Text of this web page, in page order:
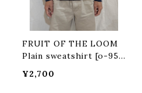
FRUIT OF THE LOOM
Plain sweatshirt [o-950
¥2,700